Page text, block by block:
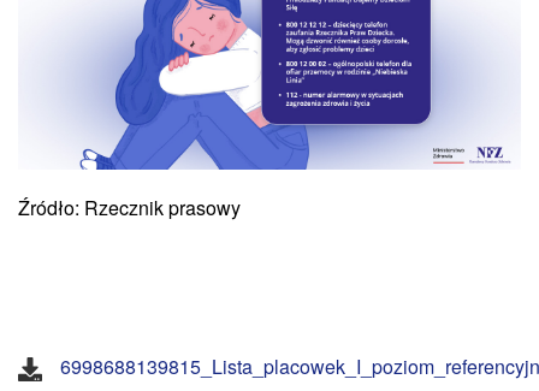
Źródło: Rzecznik prasowy